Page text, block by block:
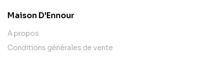
Maison D'Ennour
A propos
Conditions générales de vente